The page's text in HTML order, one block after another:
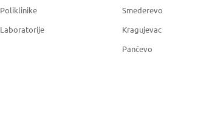
Poliklinike
Laboratorije
Smederevo
Kragujevac
Pančevo